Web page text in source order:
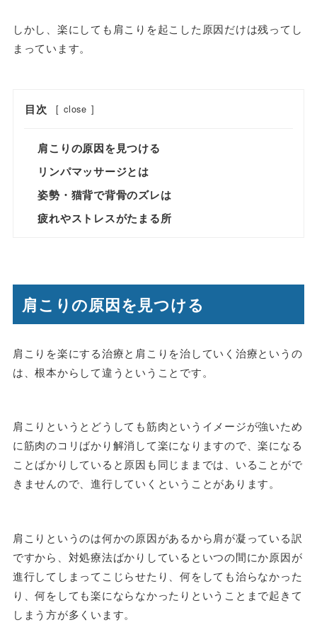
しかし、楽にしても肩こりを起こした原因だけは残ってし
まっています。
目次 [ close ]
肩こりの原因を見つける
リンパマッサージとは
姿勢・猫背で背骨のズレは
疲れやストレスがたまる所
肩こりの原因を見つける
肩こりを楽にする治療と肩こりを治していく治療というの
は、根本からして違うということです。
肩こりというとどうしても筋肉というイメージが強いため
に筋肉のコリばかり解消して楽になりますので、楽になる
ことばかりしていると原因も同じままでは、いることがで
きませんので、進行していくということがあります。
肩こりというのは何かの原因があるから肩が凝っている訳
ですから、対処療法ばかりしているといつの間にか原因が
進行してしまってこじらせたり、何をしても治らなかった
り、何をしても楽にならなかったりということまで起きて
しまう方が多くいます。